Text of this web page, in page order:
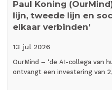
Paul Koning
lijn, tweede lijn en
elkaar verbinden’
13 jul 2026
OurMind – ‘de AI-collega van
ontvangt een investering van